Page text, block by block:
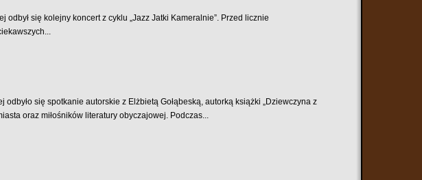
się kolejny koncert z cyklu „Jazz Jatki Kameralnie”. Przed licznie
się spotkanie autorskie z Elżbietą Gołąbeską, autorką książki „Dziewczyna z
oraz miłośników literatury obyczajowej. Podczas...